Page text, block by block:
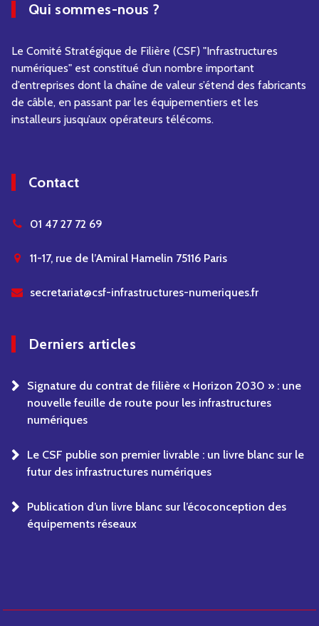
Qui sommes-nous ?
Le Comité Stratégique de Filière (CSF) "Infrastructures
numériques" est constitué d’un nombre important
d’entreprises dont la chaîne de valeur s’étend des fabricants
de câble, en passant par les équipementiers et les
installeurs jusqu’aux opérateurs télécoms.
Contact
01 47 27 72 69
11-17, rue de l’Amiral Hamelin 75116 Paris
secretariat@csf-infrastructures-numeriques.fr
Derniers articles
Signature du contrat de filière « Horizon 2030 » : une
nouvelle feuille de route pour les infrastructures
numériques
Le CSF publie son premier livrable : un livre blanc sur le
futur des infrastructures numériques
Publication d’un livre blanc sur l’écoconception des
équipements réseaux